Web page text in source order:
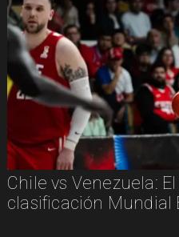
Chile vs Venezuela:
clasificación Mundial